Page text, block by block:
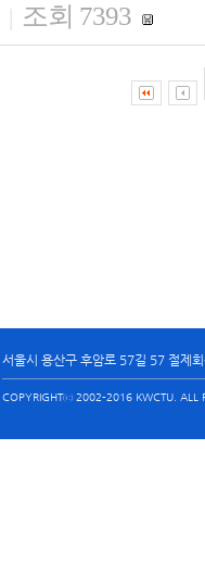
| 조회 7393
서울시 용산구 후암로 57길 57 절제
COPYRIGHTⓒ 2002-2016 KWCTU. ALL